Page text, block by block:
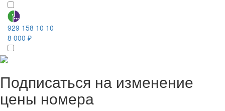
929 158 10 10
8 000 ₽
Подписаться на изменение
цены номера